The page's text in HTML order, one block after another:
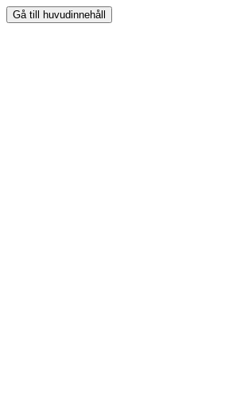
Gå till huvudinnehåll